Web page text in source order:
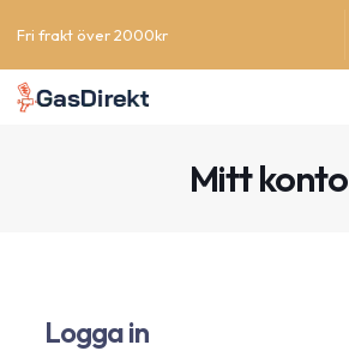
Fri frakt över 2000kr
Mitt konto
Logga in